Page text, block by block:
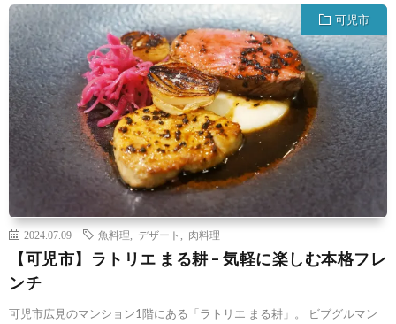
可児市
2024.07.09 魚料理 デザート 肉料理
【可児市】ラトリエ まる耕 – 気軽に楽しむ本格フレ
ンチ
可児市広見のマンション1階にある「ラトリエ まる耕」。 ビブグルマン